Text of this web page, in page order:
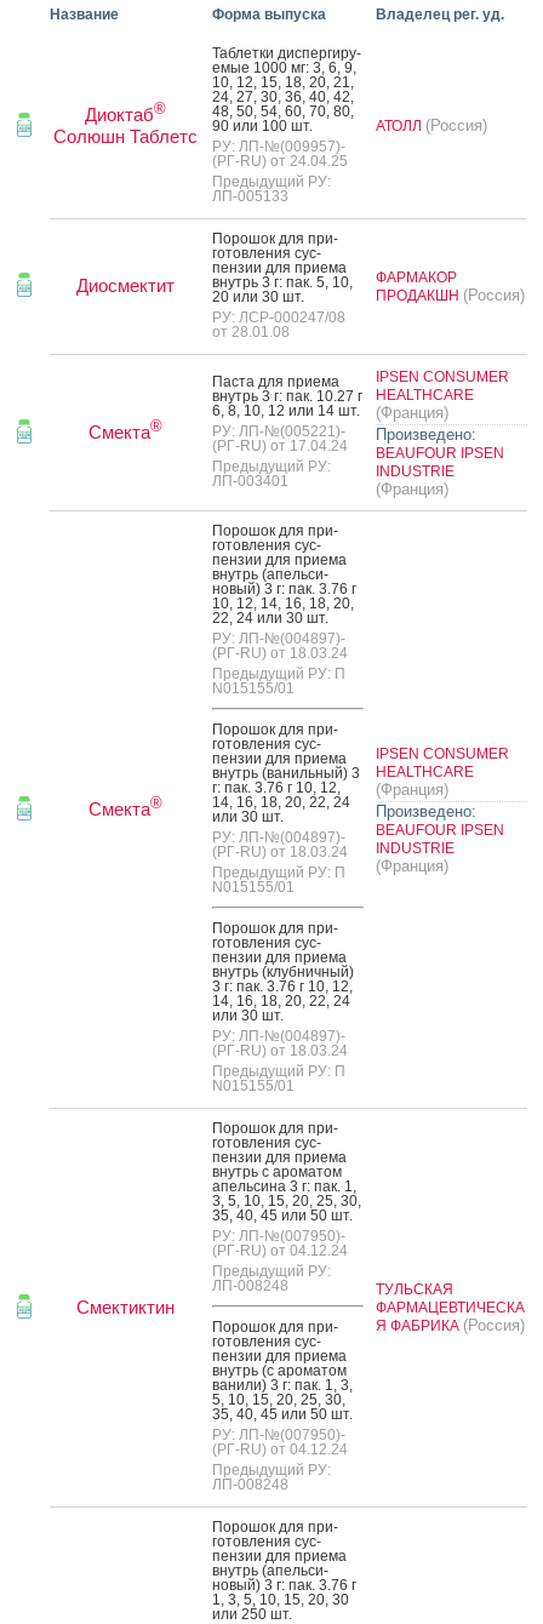
Название Форма выпуска Владелец рег. уд.
Диоктаб®
Солюшн Таблетс
Таб­летки дис­перги­ру­
емые 1000 мг: 3, 6, 9,
10, 12, 15, 18, 20, 21,
24, 27, 30, 36, 40, 42,
48, 50, 54, 60, 70, 80,
90 или 100 шт.
РУ: ЛП-№(009957)-
(РГ-RU) от 24.04.25
Предыдущий РУ:
ЛП-005133
АТОЛЛ (Россия)
Диосмектит
По­рошок для при­
готов­ле­ния сус­
пензии для при­ема
внутрь 3 г: пак. 5, 10,
20 или 30 шт.
РУ: ЛСР-000247/08
от 28.01.08
ФАРМАКОР
ПРОДАКШН (Россия)
Смекта®
Пас­та для при­ема
внутрь 3 г: пак. 10.27 г
6, 8, 10, 12 или 14 шт.
РУ: ЛП-№(005221)-
(РГ-RU) от 17.04.24
Предыдущий РУ:
ЛП-003401
IPSEN CONSUMER
HEALTHCARE
(Франция)
Произведено:
BEAUFOUR IPSEN
INDUSTRIE
(Франция)
Смекта®
По­рошок для при­
готов­ле­ния сус­
пензии для при­ема
внутрь (апель­си­
новый) 3 г: пак. 3.76 г
10, 12, 14, 16, 18, 20,
22, 24 или 30 шт.
РУ: ЛП-№(004897)-
(РГ-RU) от 18.03.24
Предыдущий РУ: П
N015155/01
По­рошок для при­
готов­ле­ния сус­
пензии для при­ема
внутрь (ва­ниль­ный) 3
г: пак. 3.76 г 10, 12,
14, 16, 18, 20, 22, 24
или 30 шт.
РУ: ЛП-№(004897)-
(РГ-RU) от 18.03.24
Предыдущий РУ: П
N015155/01
По­рошок для при­
готов­ле­ния сус­
пензии для при­ема
внутрь (клуб­ничный)
3 г: пак. 3.76 г 10, 12,
14, 16, 18, 20, 22, 24
или 30 шт.
РУ: ЛП-№(004897)-
(РГ-RU) от 18.03.24
Предыдущий РУ: П
N015155/01
IPSEN CONSUMER
HEALTHCARE
(Франция)
Произведено:
BEAUFOUR IPSEN
INDUSTRIE
(Франция)
Смектиктин
По­рошок для при­
готов­ле­ния сус­
пензии для при­ема
внутрь с аро­матом
апель­си­на 3 г: пак. 1,
3, 5, 10, 15, 20, 25, 30,
35, 40, 45 или 50 шт.
РУ: ЛП-№(007950)-
(РГ-RU) от 04.12.24
Предыдущий РУ:
ЛП-008248
По­рошок для при­
готов­ле­ния сус­
пензии для при­ема
внутрь (с аро­матом
ва­нили) 3 г: пак. 1, 3,
5, 10, 15, 20, 25, 30,
35, 40, 45 или 50 шт.
РУ: ЛП-№(007950)-
(РГ-RU) от 04.12.24
Предыдущий РУ:
ЛП-008248
ТУЛЬСКАЯ
ФАРМАЦЕВТИЧЕСКА
Я ФАБРИКА (Россия)
По­рошок для при­
готов­ле­ния сус­
пензии для при­ема
внутрь (апель­си­
новый) 3 г: пак. 3.76 г
1, 3, 5, 10, 15, 20, 30
или 250 шт.